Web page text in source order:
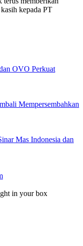
kepada PT
OVO Perkuat
Mempersembahkan
Mas Indonesia dan
in your box